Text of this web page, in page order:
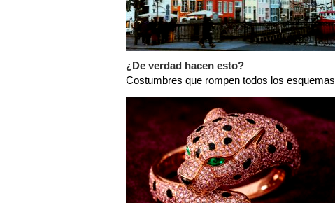
¿De verdad hacen esto?
Costumbres que rompen todos los esquemas